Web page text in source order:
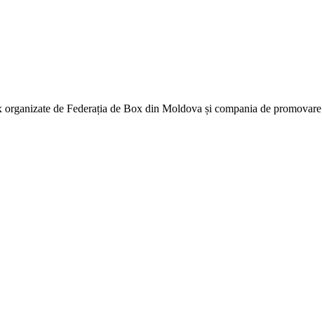
de Federația de Box din Moldova și compania de promovare